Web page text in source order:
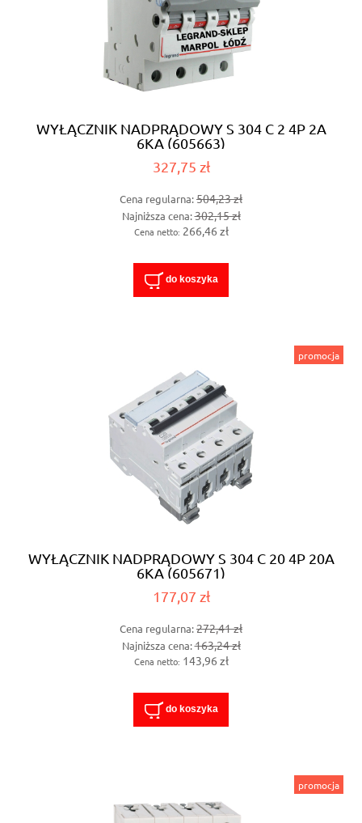
WYŁĄCZNIK NADPRĄDOWY S 304 C 2 4P 2A
6KA (605663)
327,75 zł
Cena regularna:504,23 zł
Najniższa cena:302,15 zł
Cena netto: 266,46 zł
do koszyka
WYŁĄCZNIK NADPRĄDOWY S 304 C 20 4P 20A
6KA (605671)
177,07 zł
Cena regularna:272,41 zł
Najniższa cena:163,24 zł
Cena netto: 143,96 zł
do koszyka
promocja
promocja